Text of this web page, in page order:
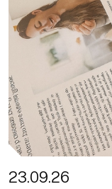
23.09.26